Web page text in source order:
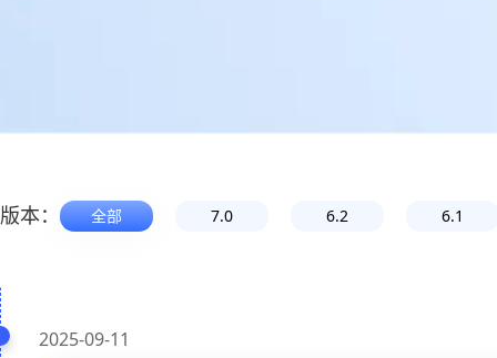
版本： 全部 7.0 6.2 6.1
2025-09-11